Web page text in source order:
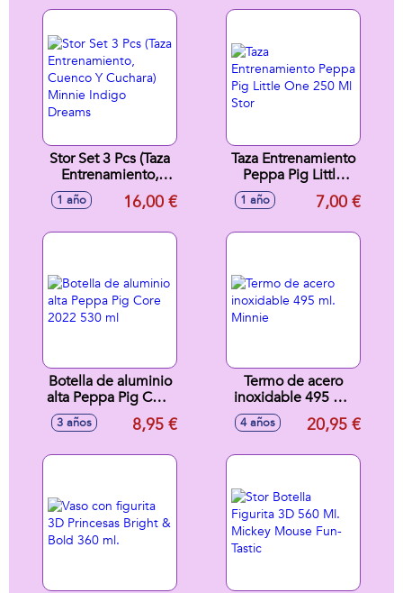
Stor Set 3 Pcs (Taza
Entrenamiento,
Cuenco Y Cuchara)
Minnie Indigo
1 año 16,00 €
Taza Entrenamiento
Peppa Pig Little
One 250 Ml Stor
1 año 7,00 €
Botella de aluminio
alta Peppa Pig Core
2022 530 ml
3 años 8,95 €
Termo de acero
inoxidable 495 ml.
Minnie
4 años 20,95 €